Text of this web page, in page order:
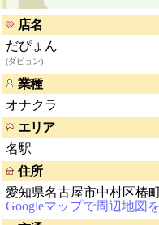
店名
だぴょん
(ダピョン)
業種
オナクラ
エリア
名駅
住所
愛知県名古屋市中村区椿
Googleマップで周辺地図